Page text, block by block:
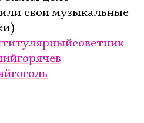
свои музыкальные